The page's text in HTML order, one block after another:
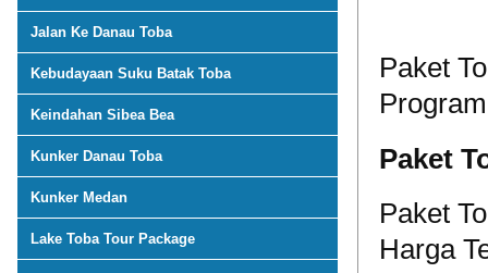
Jalan Ke Danau Toba
Kebudayaan Suku Batak Toba
Keindahan Sibea Bea
Kunker Danau Toba
Kunker Medan
Lake Toba Tour Package
Paket
Paket
Paket
Harga